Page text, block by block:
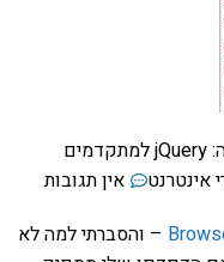
jQuery למתקדמים
אין תגובות
– והסברתי למה לא